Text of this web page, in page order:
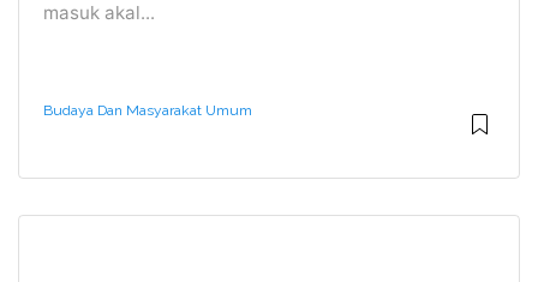
masuk akal...
Budaya Dan Masyarakat Umum